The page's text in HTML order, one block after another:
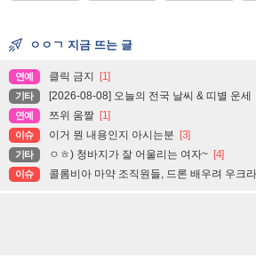
ㅇㅇㄱ 지금 뜨는 글
연예 클릭 금지 [1]
기타 [2026-08-08] 오늘의 전국 날씨 & 띠별 운세
연예 쯔위 움짤 [1]
이슈 이거 뭔 내용인지 아시는분 [3]
기타 ㅇㅎ) 청바지가 잘 어울리는 여자~ [4]
이슈 콜롬비아 마약 조직원들, 드론 배우려 우크